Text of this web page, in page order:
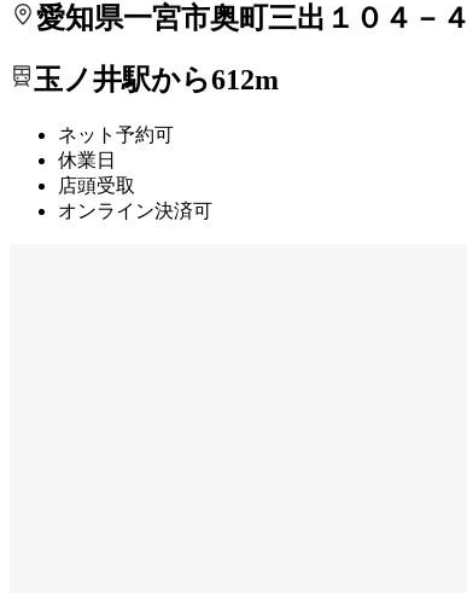
愛知県一宮市奥町三出１０４－４
玉ノ井駅から612m
ネット予約可
休業日
店頭受取
オンライン決済可